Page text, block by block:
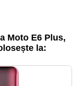
Moto E6 Plus,
la: